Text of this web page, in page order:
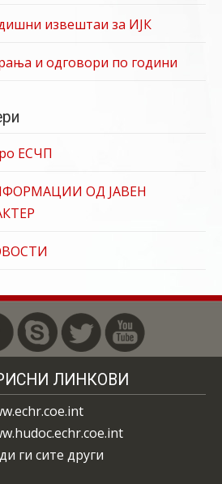
извештаи за ИЈК
и одговори по години
ЕСЧП
ОД ЈАВЕН
ЛИНКОВИ
ги сите други